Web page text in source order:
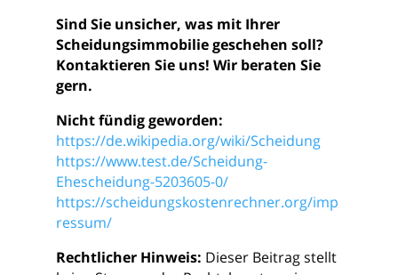
Sind Sie unsicher, was mit Ihrer
Scheidungsimmobilie geschehen soll?
Kontaktieren Sie uns! Wir beraten Sie
gern.
Nicht fündig geworden:
https://de.wikipedia.org/wiki/Scheidung
https://www.test.de/Scheidung-
Ehescheidung-5203605-0/
https://scheidungskostenrechner.org/imp
ressum/
Rechtlicher Hinweis: Dieser Beitrag stellt